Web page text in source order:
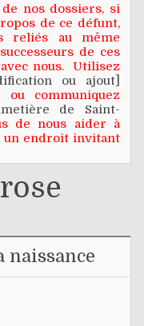
nos dossiers, si
de ce défunt,
reliés au même
de ces
nous. Utilisez
ou ajout]
communiquez
de Saint-
de nous aider à
un endroit invitant